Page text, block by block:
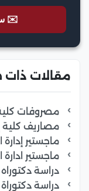
✉️
مقالات
مصروفات
مصاريف كلية
ماجستير إدارة
ماجستير
دراسة دكتوراه
دراسة